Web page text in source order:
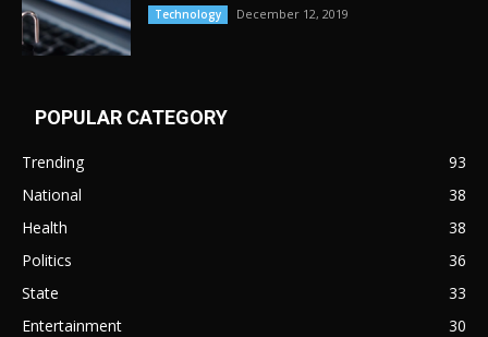
Technology December 12, 2019
POPULAR CATEGORY
Trending
93
National
38
Health
38
Politics
36
State
33
Entertainment
30